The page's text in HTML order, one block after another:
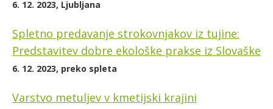
6. 12. 2023, Ljubljana
Spletno predavanje strokovnjakov iz tujine:
Predstavitev dobre ekološke prakse iz Slovaške
6. 12. 2023, preko spleta
Varstvo metuljev v kmetijski krajini